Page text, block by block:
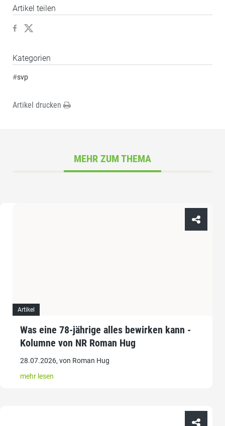
Artikel teilen
Kategorien
#svp
Artikel drucken
MEHR ZUM THEMA
Artikel
Was eine 78-jährige alles bewirken kann -
Kolumne von NR Roman Hug
28.07.2026, von Roman Hug
mehr lesen